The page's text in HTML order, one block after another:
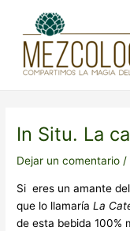
contenido
In Situ. La
Dejar un comentario /
Si eres un amante
que lo llamaríaLa
de esta bebida 100%
navigation